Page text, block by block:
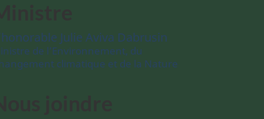
Julie Aviva Dabrusin
de l’Environnement, du
climatique et de la Nature